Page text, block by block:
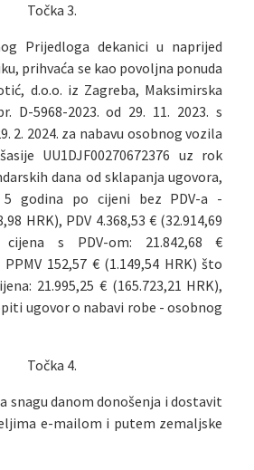
Točka 3.
Prijedloga dekanici u naprijed
prihvaća se kao povoljna ponuda
d.o.o. iz Zagreba, Maksimirska
D-5968-2023. od 29. 11. 2023. s
2. 2024. za nabavu osobnog vozila
UU1DJF00270672376 uz rok
dana od sklapanja ugovora,
godina po cijeni bez PDV-a -
HRK), PDV 4.368,53 € (32.914,69
cijena s PDV-om: 21.842,68 €
PPMV 152,57 € (1.149,54 HRK) što
21.995,25 € (165.723,21 HRK),
ugovor o nabavi robe - osobnog
Točka 4.
snagu danom donošenja i dostavit
e-mailom i putem zemaljske